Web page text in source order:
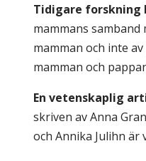
Tidigare forskning
mammans
mamman och inte
mamman och
En vetenskaplig
skriven av Anna
och Annika Julihn är